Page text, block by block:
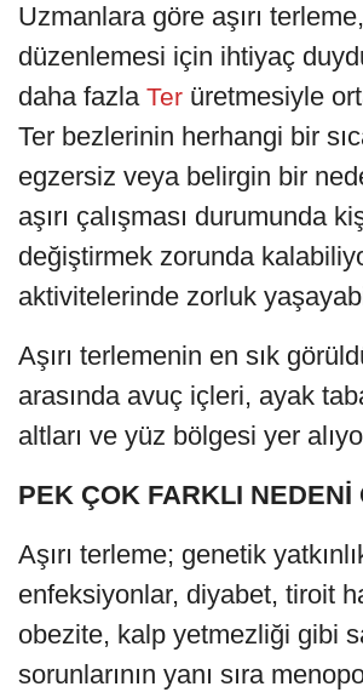
Uzmanlara göre aşırı
düzenlemesi için ihtiyaç
daha fazla Ter üretmesiyle
Ter bezlerinin herhangi bir
egzersiz veya belirgin bir
aşırı çalışması durumunda
değiştirmek zorunda
aktivitelerinde zorluk
Aşırı terlemenin en sık
arasında avuç içleri, ayak
altları ve yüz bölgesi yer
PEK ÇOK FARKLI NEDENİ
Aşırı terleme; genetik
enfeksiyonlar, diyabet, tiroit
obezite, kalp yetmezliği gibi
sorunlarının yanı sıra